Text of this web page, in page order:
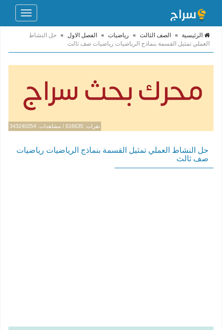
Toggle
الرئيسية » الصف الثالث » رياضيات » الفصل الاول » حل النشاط
العملي تمثيل القسمة بنماذج الرياضيات رياضيات صف ثالث
نقرات: 616635 / مشاهدات: 343240254
حل النشاط العملي تمثيل القسمة بنماذج الرياضيات رياضيات
صف ثالث